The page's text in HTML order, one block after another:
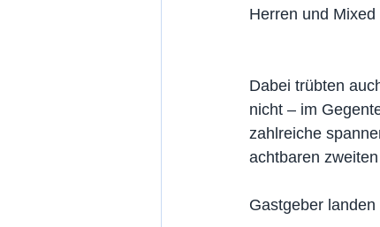
Herren und Mixed
Dabei trübten
nicht – im
zahlreiche
achtbaren
Gastgeber